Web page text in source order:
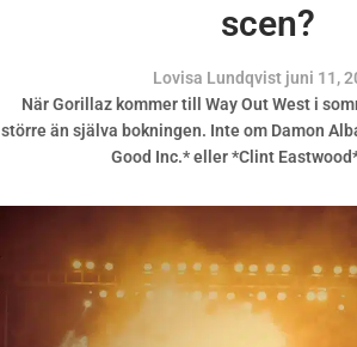
scen?
Lovisa Lundqvist juni 11,
När Gorillaz kommer till Way Out West i
större än själva bokningen. Inte om Damon
Good Inc.* eller *Clint